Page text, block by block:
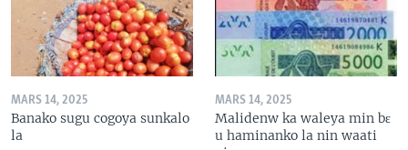
MARS 14, 2025
Banako sugu cogoya sunkalo
la
MARS 14, 2025
Malidenw ka waleya min bɛ
u haminanko la nin waati